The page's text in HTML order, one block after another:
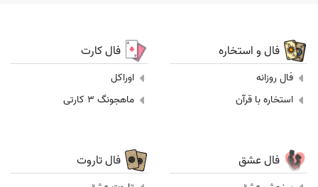
فال و استخاره
فال روزانه
استخاره با قرآن
فال کارت
اوراکل
ماهجونگ 3 کارتی
فال عشق فال تاروت